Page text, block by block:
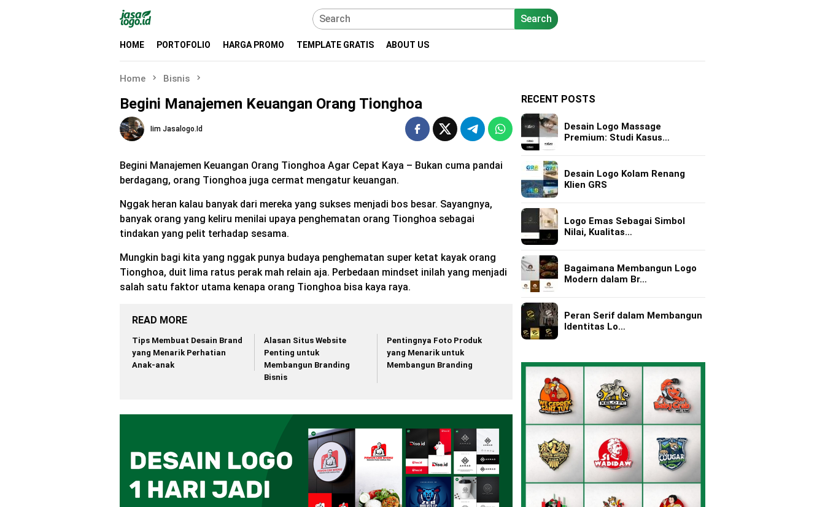
Search
HOME PORTOFOLIO HARGA PROMO TEMPLATE GRATIS ABOUT US
Home Bisnis
Begini Manajemen Keuangan Orang Tionghoa
Iim Jasalogo.id
Begini Manajemen Keuangan Orang Tionghoa Agar Cepat Kaya – Bukan cuma pandai
berdagang, orang Tionghoa juga cermat mengatur keuangan.
Nggak heran kalau banyak dari mereka yang sukses menjadi bos besar. Sayangnya,
banyak orang yang keliru menilai upaya penghematan orang Tionghoa sebagai
tindakan yang pelit terhadap sesama.
Mungkin bagi kita yang nggak punya budaya penghematan super ketat kayak orang
Tionghoa, duit lima ratus perak mah relain aja. Perbedaan mindset inilah yang menjadi
salah satu faktor utama kenapa orang Tionghoa bisa kaya raya.
READ MORE
Tips Membuat Desain Brand
yang Menarik Perhatian
Anak-anak
Alasan Situs Website
Penting untuk
Membangun Branding
Bisnis
Pentingnya Foto Produk
yang Menarik untuk
Membangun Branding
RECENT POSTS
Desain Logo Massage
Premium: Studi Kasus…
Desain Logo Kolam Renang
Klien GRS
Logo Emas Sebagai Simbol
Nilai, Kualitas…
Bagaimana Membangun Logo
Modern dalam Br…
Peran Serif dalam Membangun
Identitas Lo…